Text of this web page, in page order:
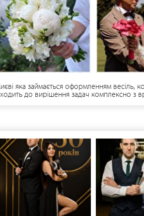
яка займається оформленням
до вирішення задач комплексно